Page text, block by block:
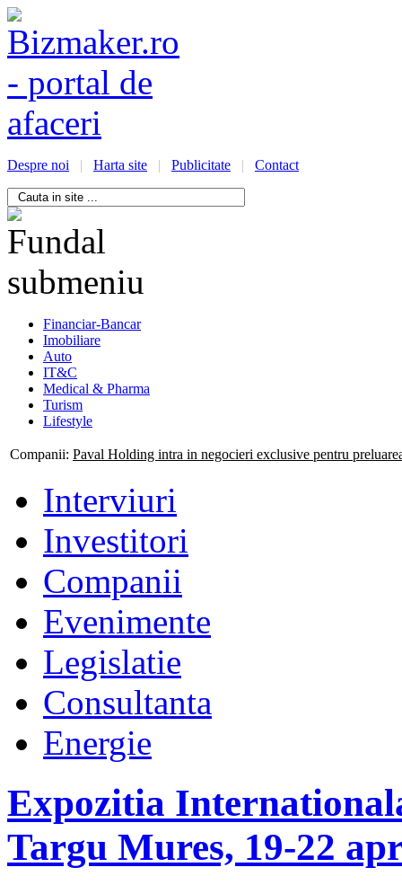
Despre noi | Harta site | Publicitate | Contact
Financiar-Bancar
Imobiliare
Auto
IT&C
Medical & Pharma
Turism
Lifestyle
Companii: Paval Holding intra in negocieri exclusive pentru
Interviuri
Investitori
Companii
Evenimente
Legislatie
Consultanta
Energie
Expozitia
Targu Mures, 19-22
oportunitati-